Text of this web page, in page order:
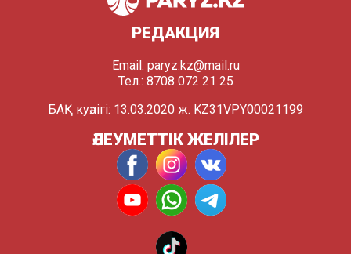
РЕДАКЦИЯ
Email: paryz.kz@mail.ru
Тел.: 8708 072 21 25
БАҚ куәлігі: 13.03.2020 ж. KZ31VPY00021199
ӘЛЕУМЕТТІК ЖЕЛІЛЕР